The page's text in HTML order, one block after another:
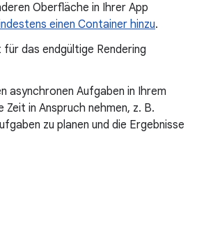
Oberfläche in Ihrer App
einen Container hinzu.
das endgültige Rendering
asynchronen Aufgaben in Ihrem
in Anspruch nehmen, z. B.
zu planen und die Ergebnisse